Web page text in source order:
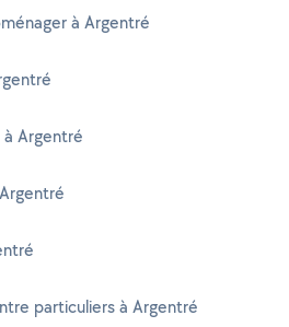
à Argentré
Argentré
particuliers à Argentré